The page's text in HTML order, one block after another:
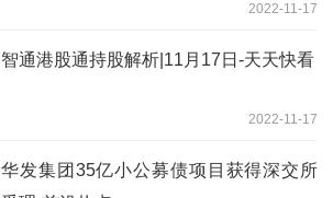
2022-11-17
智通港股通持股解析|11月17日-天天快看
2022-11-17
华发集团35亿小公募债项目获得深交所